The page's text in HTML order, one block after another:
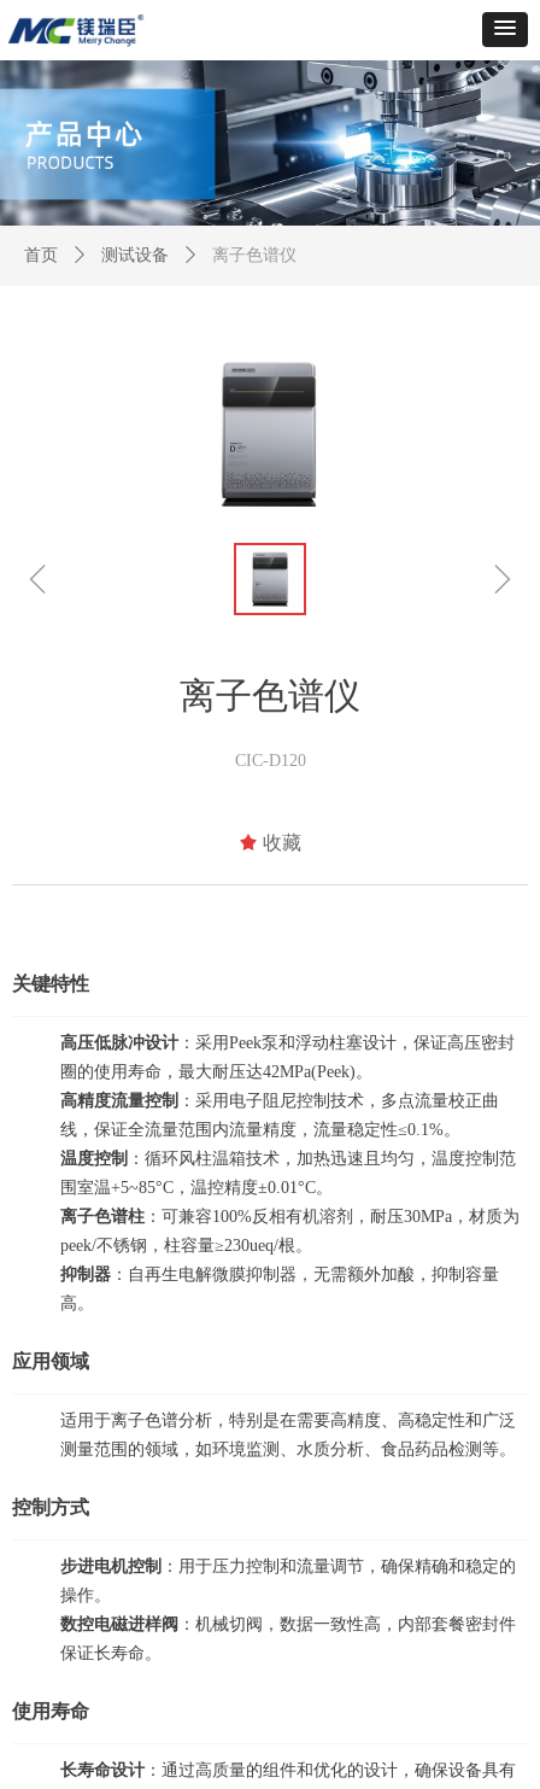
ꁆ ꁇ
离子色谱仪
CIC-D120
关键特性
高压低脉冲设计 ：采用Peek泵和浮动柱塞设计，保证高压密封
圈的使用寿命，最大耐压达42MPa(Peek)。
高精度流量控制 ：采用电子阻尼控制技术，多点流量校正曲
线，保证全流量范围内流量精度，流量稳定性≤0.1%。
温度控制 ：循环风柱温箱技术，加热迅速且均匀，温度控制范
围室温+5~85°C，温控精度±0.01°C。
离子色谱柱 ：可兼容100%反相有机溶剂，耐压30MPa，材质为
peek/不锈钢，柱容量≥230ueq/根。
抑制器 ：自再生电解微膜抑制器，无需额外加酸，抑制容量
高。
应用领域
适用于离子色谱分析，特别是在需要高精度、高稳定性和广泛
测量范围的领域，如环境监测、水质分析、食品药品检测等。
控制方式
步进电机控制 ：用于压力控制和流量调节，确保精确和稳定的
操作。
数控电磁进样阀 ：机械切阀，数据一致性高，内部套餐密封件
保证长寿命。
使用寿命
长寿命设计 ：通过高质量的组件和优化的设计，确保设备具有
首页 ꄲ 测试设备 ꄲ 离子色谱仪
끄 收藏